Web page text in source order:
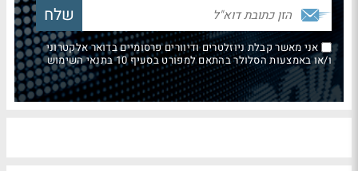
אני מאשר קבלת ניוזלטרים ודיוורים פרסומיים בדואר אלקטרוני
ו/או באמצעות הסלולר בהתאם למפורט בסעיף 10 בתנאי השימוש